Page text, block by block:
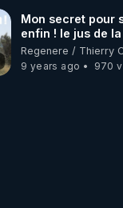
DU MAGAZINE
numéros
Mon secret pour
enfin ! le jus de
Regenere / Thierry
9 years ago
970